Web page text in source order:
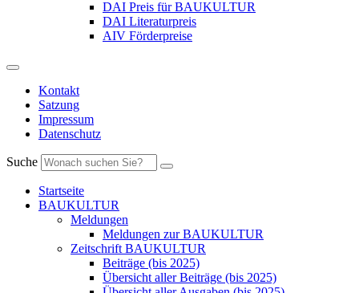
DAI Preis für BAUKULTUR
DAI Literaturpreis
AIV Förderpreise
Kontakt
Satzung
Impressum
Datenschutz
Suche
Startseite
BAUKULTUR
Meldungen
Meldungen zur BAUKULTUR
Zeitschrift BAUKULTUR
Beiträge (bis 2025)
Übersicht aller Beiträge (bis 2025)